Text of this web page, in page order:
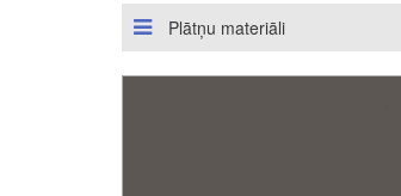
Plātņu materiāli